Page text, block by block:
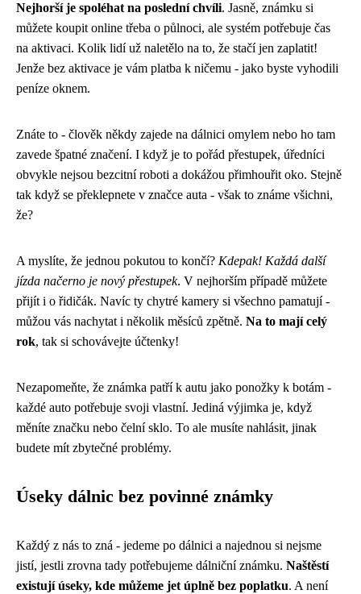
Nejhorší je spoléhat na poslední chvíli. Jasně, známku si
můžete koupit online třeba o půlnoci, ale systém potřebuje čas
na aktivaci. Kolik lidí už naletělo na to, že stačí jen zaplatit!
Jenže bez aktivace je vám platba k ničemu - jako byste vyhodili
peníze oknem.
Znáte to - člověk někdy zajede na dálnici omylem nebo ho tam
zavede špatné značení. I když je to pořád přestupek, úředníci
obvykle nejsou bezcitní roboti a dokážou přimhouřit oko. Stejně
tak když se překlepnete v značce auta - však to známe všichni,
že?
A myslíte, že jednou pokutou to končí? Kdepak! Každá další
jízda načerno je nový přestupek. V nejhorším případě můžete
přijít i o řidičák. Navíc ty chytré kamery si všechno pamatují -
můžou vás nachytat i několik měsíců zpětně. Na to mají celý
rok, tak si schovávejte účtenky!
Nezapomeňte, že známka patří k autu jako ponožky k botám -
každé auto potřebuje svoji vlastní. Jediná výjimka je, když
měníte značku nebo čelní sklo. To ale musíte nahlásit, jinak
budete mít zbytečné problémy.
Úseky dálnic bez povinné známky
Každý z nás to zná - jedeme po dálnici a najednou si nejsme
jistí, jestli zrovna tady potřebujeme dálniční známku. Naštěstí
existují úseky, kde můžeme jet úplně bez poplatku. A není